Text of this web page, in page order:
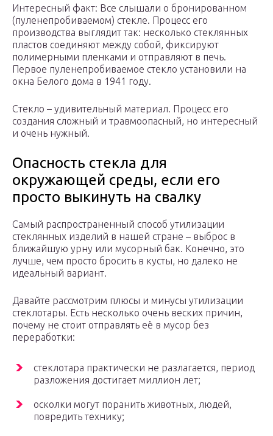
Интересный факт: Все слышали о бронированном
(пуленепробиваемом) стекле. Процесс его
производства выглядит так: несколько стеклянных
пластов соединяют между собой, фиксируют
полимерными пленками и отправляют в печь.
Первое пуленепробиваемое стекло установили на
окна Белого дома в 1941 году.
Стекло – удивительный материал. Процесс его
создания сложный и травмоопасный, но интересный
и очень нужный.
Опасность стекла для
окружающей среды, если его
просто выкинуть на свалку
Самый распространенный способ утилизации
стеклянных изделий в нашей стране – выброс в
ближайшую урну или мусорный бак. Конечно, это
лучше, чем просто бросить в кусты, но далеко не
идеальный вариант.
Давайте рассмотрим плюсы и минусы утилизации
стеклотары. Есть несколько очень веских причин,
почему не стоит отправлять её в мусор без
переработки:
стеклотара практически не разлагается, период
разложения достигает миллион лет;
осколки могут поранить животных, людей,
повредить технику;